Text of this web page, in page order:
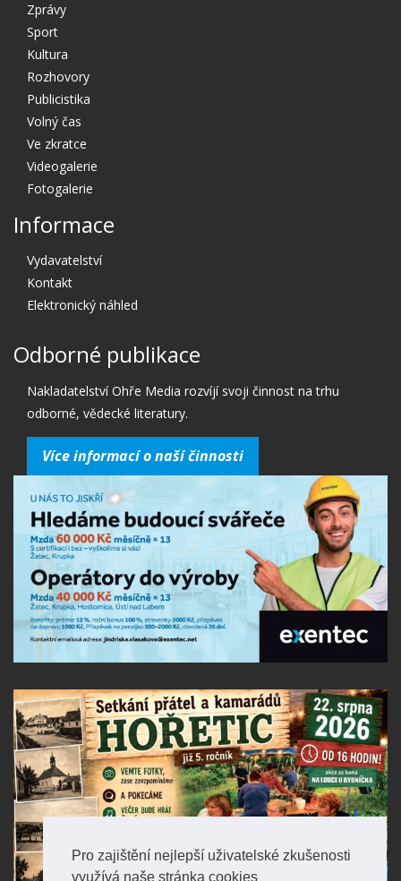
Pro zajištění nejlepší uživatelské zkušenosti
využívá naše stránka cookies
Zprávy
Sport
Kultura
Rozhovory
Publicistika
Volný čas
Ve zkratce
Videogalerie
Fotogalerie
Informace
Vydavatelství
Kontakt
Elektronický náhled
Odborné publikace
Nakladatelství Ohře Media rozvíjí svoji činnost na trhu
odborné, vědecké literatury.
Více informací o naší činnosti